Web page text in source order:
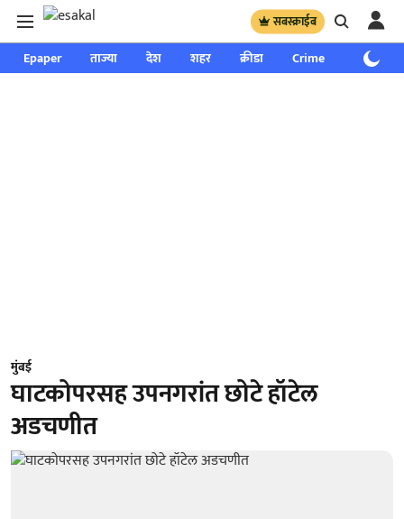
सबस्क्राईब
Epaper ताज्या देश शहर क्रीडा Crime साप्ताहिक
मुंबई
घाटकोपरसह उपनगरांत छोटे हॉटेल
अडचणीत